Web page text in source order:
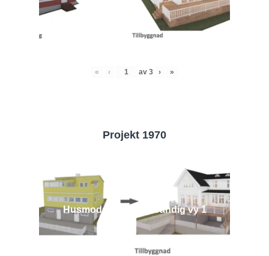
« ‹ av 3 › »
Projekt 1970
Husmodell 1970 - Utvändig vy 1